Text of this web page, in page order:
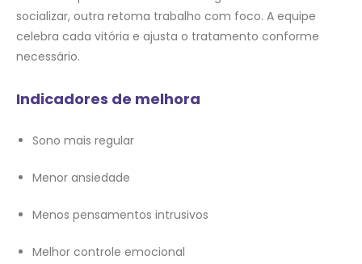
socializar, outra retoma trabalho com foco. A equipe
celebra cada vitória e ajusta o tratamento conforme
necessário.
Indicadores de melhora
Sono mais regular
Menor ansiedade
Menos pensamentos intrusivos
Melhor controle emocional